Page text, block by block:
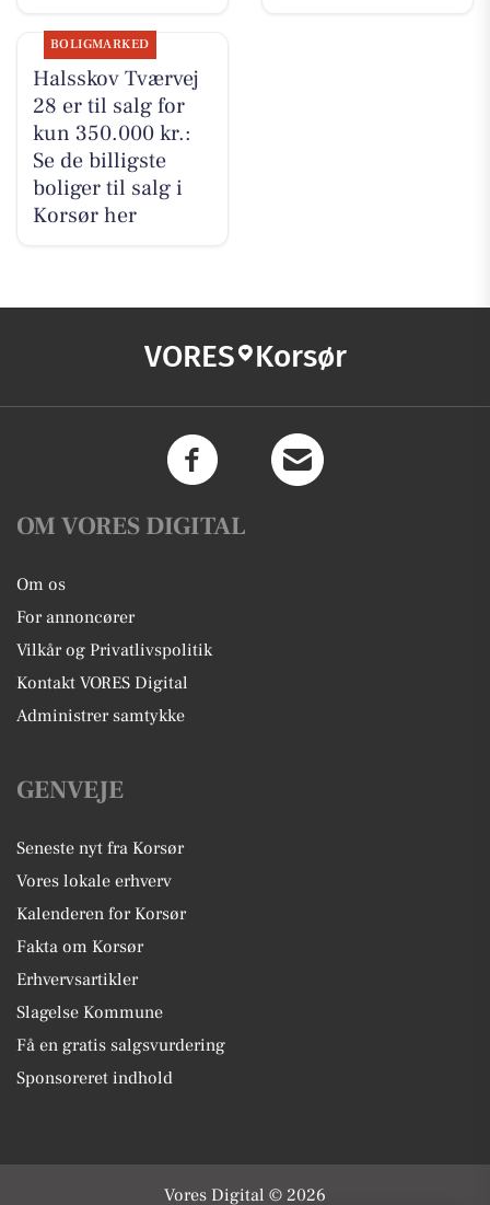
BOLIGMARKED
Halsskov Tværvej
28 er til salg for
kun 350.000 kr.:
Se de billigste
boliger til salg i
Korsør her
VORES Korsør
OM VORES DIGITAL
Om os
For annoncører
Vilkår og Privatlivspolitik
Kontakt VORES Digital
Administrer samtykke
GENVEJE
Seneste nyt fra Korsør
Vores lokale erhverv
Kalenderen for Korsør
Fakta om Korsør
Erhvervsartikler
Slagelse Kommune
Få en gratis salgsvurdering
Sponsoreret indhold
Vores Digital © 2026